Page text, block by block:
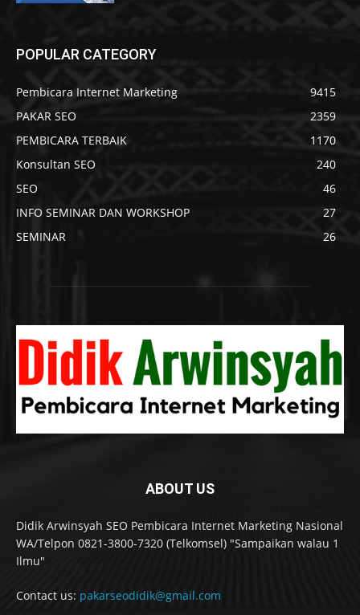
POPULAR CATEGORY
Pembicara Internet Marketing
9415
PAKAR SEO
2359
PEMBICARA TERBAIK
1170
Konsultan SEO
240
SEO
46
INFO SEMINAR DAN WORKSHOP
27
SEMINAR
26
ABOUT US
Didik Arwinsyah SEO Pembicara Internet Marketing Nasional
WA/Telpon 0821-3800-7320 (Telkomsel) "Sampaikan walau 1
Ilmu"
Contact us: pakarseodidik@gmail.com